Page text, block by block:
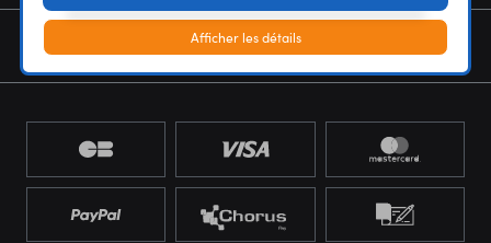
NEWSLETTER
Afficher les détails